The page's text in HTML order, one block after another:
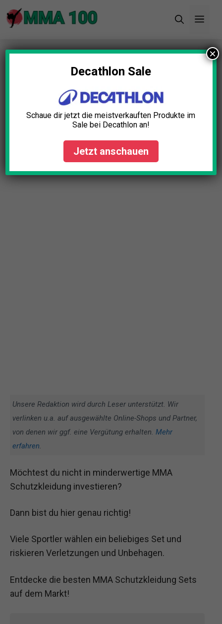
Inhalt
Startseite»Blog»MMA Schutzkleidung Set Test:
Die 5 besten (Bestenliste)
MMA Schutzkleidung Set
Test: Die 5 besten
(Bestenliste)
Unsere Redaktion wird durch Leser unterstützt. Wir
verlinken u.a. auf ausgewählte Online-Shops und Partner,
von denen wir ggf. eine Vergütung erhalten. Mehr
erfahren.
Möchtest du nicht in minderwertige MMA
Schutzkleidung investieren?
Dann bist du hier genau richtig!
Viele Sportler wählen ein beliebiges Set und
riskieren Verletzungen und Unbehagen.
Entdecke die besten MMA Schutzkleidung Sets
auf dem Markt!
Decathlon Sale
Schaue dir jetzt die meistverkauften Produkte im
Sale bei Decathlon an!
Jetzt anschauen
×